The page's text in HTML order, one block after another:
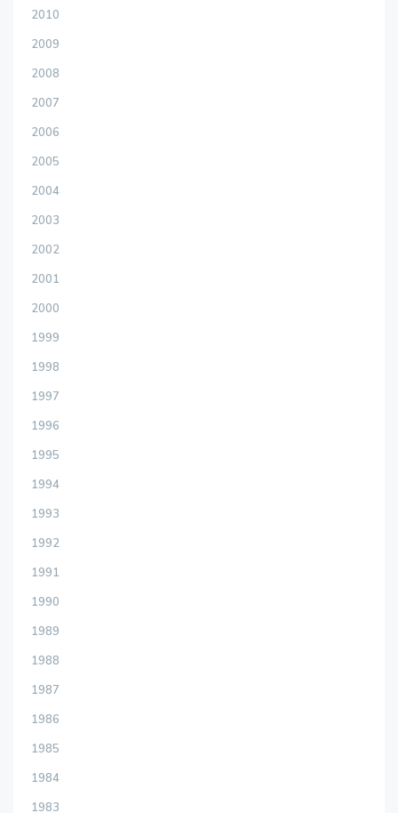
2010
2009
2008
2007
2006
2005
2004
2003
2002
2001
2000
1999
1998
1997
1996
1995
1994
1993
1992
1991
1990
1989
1988
1987
1986
1985
1984
1983